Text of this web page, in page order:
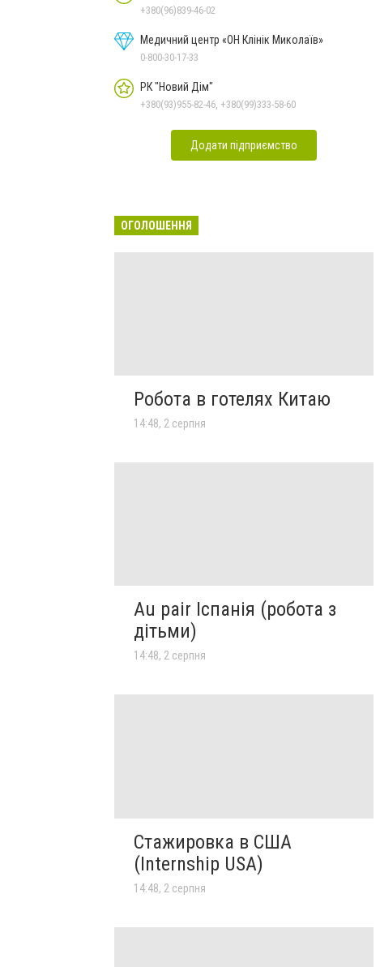
+380(96)839-46-02
Медичний центр «ОН Клінік Миколаїв»
0-800-30-17-33
РК "Новий Дім"
+380(93)955-82-46, +380(99)333-58-60
Додати підприємство
ОГОЛОШЕННЯ
Робота в готелях Китаю
14:48, 2 серпня
Au pair Іспанія (робота з
дітьми)
14:48, 2 серпня
Стажировка в США
(Internship USA)
14:48, 2 серпня